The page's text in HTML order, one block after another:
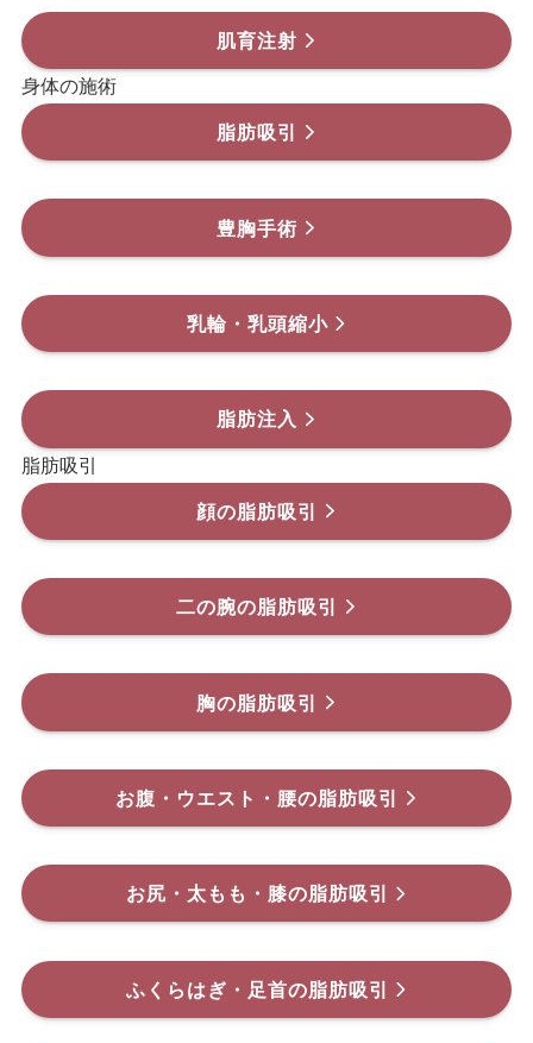
肌育注射
身体の施術
脂肪吸引
豊胸手術
乳輪・乳頭縮小
脂肪注入
脂肪吸引
顔の脂肪吸引
二の腕の脂肪吸引
胸の脂肪吸引
お腹・ウエスト・腰の脂肪吸引
お尻・太もも・膝の脂肪吸引
ふくらはぎ・足首の脂肪吸引